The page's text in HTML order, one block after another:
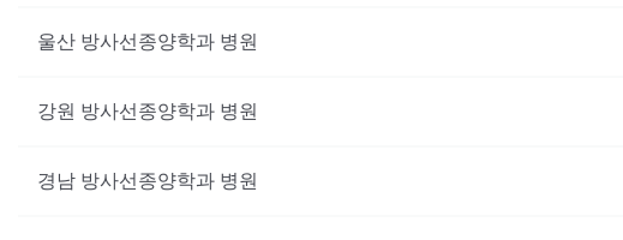
울산 방사선종양학과 병원
강원 방사선종양학과 병원
경남 방사선종양학과 병원